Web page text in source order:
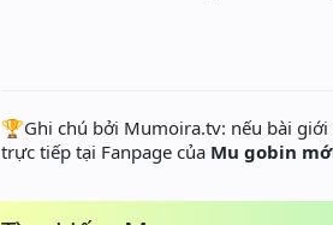
️🏆Ghi chú bởi Mumoira.tv: nếu bài
trực tiếp tại Fanpage của Mu gobin